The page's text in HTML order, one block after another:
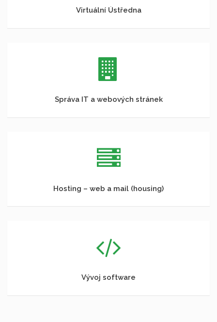
Virtuální Ústředna
Správa IT a webových stránek
Hosting – web a mail (housing)
Vývoj software